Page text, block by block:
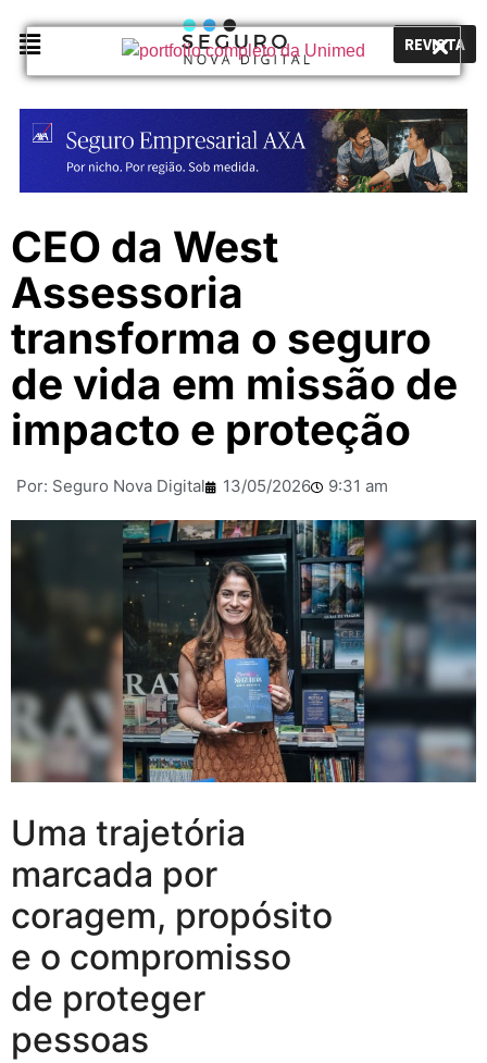
REVISTA
CEO da West
Assessoria
transforma o seguro
de vida em missão de
impacto e proteção
Por: Seguro Nova Digital 13/05/2026 9:31 am
Uma trajetória
marcada por
coragem, propósito
e o compromisso
de proteger
pessoas